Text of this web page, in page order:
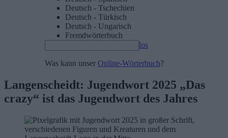
Deutsch - Tschechien
Deutsch - Türkisch
Deutsch - Ungarisch
Fremdwörterbuch
los
Was kann unser Online-Wörterbuch?
Langenscheidt: Jugendwort 2025 „Das
crazy“ ist das Jugendwort des Jahres